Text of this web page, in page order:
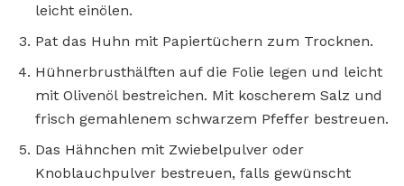
leicht einölen.
Pat das Huhn mit Papiertüchern zum Trocknen.
Hühnerbrusthälften auf die Folie legen und leicht
mit Olivenöl bestreichen. Mit koscherem Salz und
frisch gemahlenem schwarzem Pfeffer bestreuen.
Das Hähnchen mit Zwiebelpulver oder
Knoblauchpulver bestreuen, falls gewünscht